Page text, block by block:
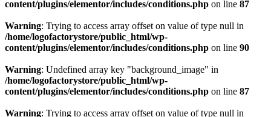
content/plugins/elementor/includes/conditions.php on line 87
Warning: Trying to access array offset on value of type null in
/home/logofactorystore/public_html/wp-
content/plugins/elementor/includes/conditions.php on line 90
Warning: Undefined array key "background_image" in
/home/logofactorystore/public_html/wp-
content/plugins/elementor/includes/conditions.php on line 87
Warning: Trying to access array offset on value of type null in